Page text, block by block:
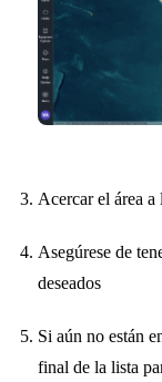
Acercar el área a
Asegúrese de
deseados
Si aún no están
final de la lista